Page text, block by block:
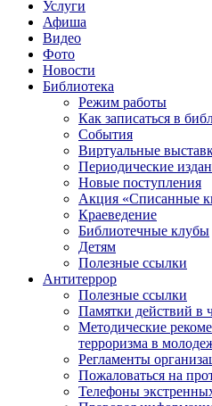
Услуги
Афиша
Видео
Фото
Новости
Библиотека
Режим работы
Как записаться в
События
Виртуальные
Периодические
Новые поступления
Акция «Списанные
Краеведение
Библиотечные клубы
Детям
Полезные ссылки
Антитеррор
Полезные ссылки
Памятки действий в
Методические
терроризма в
Регламенты
Пожаловаться на
Телефоны